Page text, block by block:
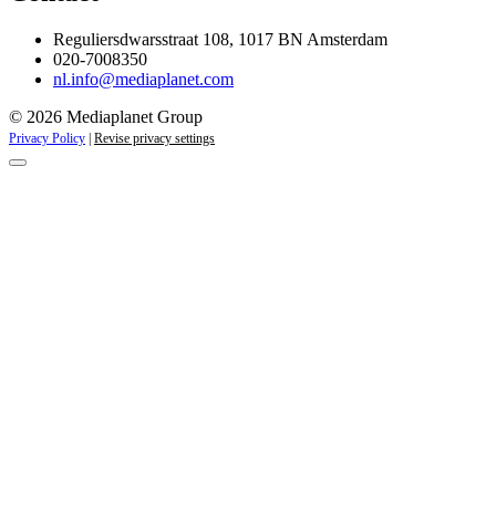
Reguliersdwarsstraat 108, 1017 BN Amsterdam
020-7008350
nl.info@mediaplanet.com
© 2026 Mediaplanet Group
Privacy Policy Revise privacy settings